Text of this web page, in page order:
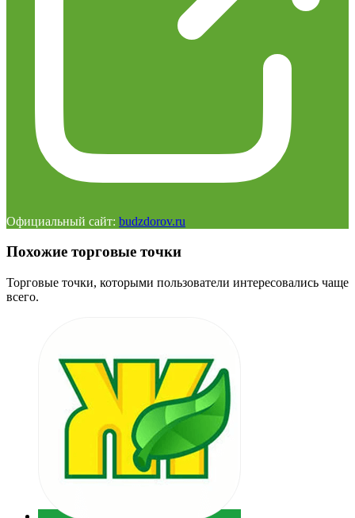
Официальный сайт: budzdorov.ru
Похожие торговые точки
Торговые точки, которыми пользователи интересовались чаще
всего.